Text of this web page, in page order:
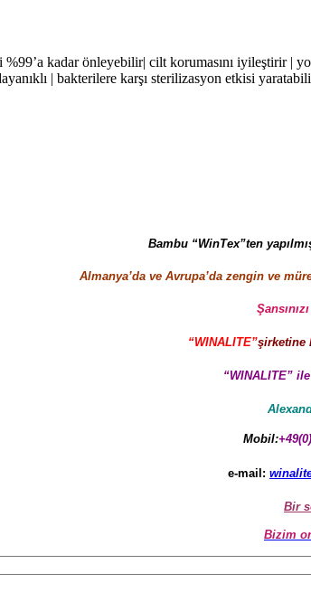
%99’a kadar önleyebilir| cilt korumasını iyileştirir |
| bakterilere karşı sterilizasyon etkisi
Bambu “WinTex”ten
Almanya’da ve Avrupa’da zengin ve
“WINALITE”şirketine
“WINALITE”
Mobil:
e-mail:
Bir
Bizim